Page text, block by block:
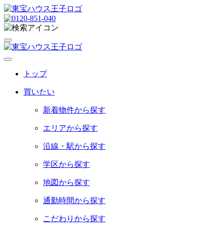
トップ
買いたい
新着物件から探す
エリアから探す
沿線・駅から探す
学区から探す
地図から探す
通勤時間から探す
こだわりから探す